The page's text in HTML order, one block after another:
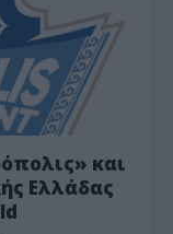
και
Ελλάδας